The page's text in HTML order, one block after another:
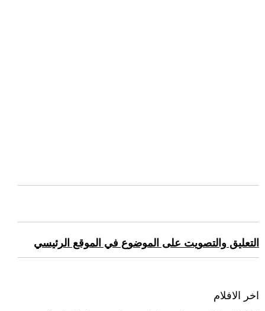
التعليق والتصويت على الموضوع في الموقع الرئيسي
اخر الافلام